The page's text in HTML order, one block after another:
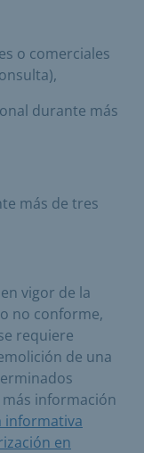
o comerciales
durante más
más de tres
vigor de la
no conforme,
requiere
de una
información
informativa
en